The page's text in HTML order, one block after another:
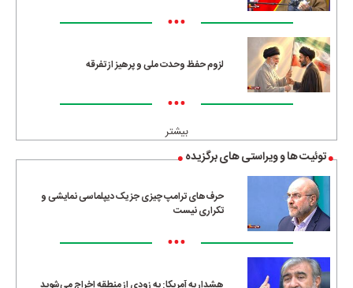
•••
لزوم حفظ وحدت ملی و پرهیز از تفرقه
•••
بیشتر
توئیت ها و ویراستی های برگزیده
حرف‌های ترامپ چیزی جز یک دیپلماسی نمایشی و
تکراری نیست
•••